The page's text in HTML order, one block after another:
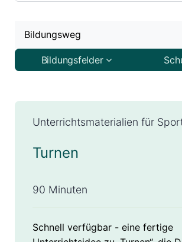
Unterrichtsmaterialien für
Turnen
90 Minuten
Schnell verfügbar - eine fertige
Bildungsweg
Bildungsfelder